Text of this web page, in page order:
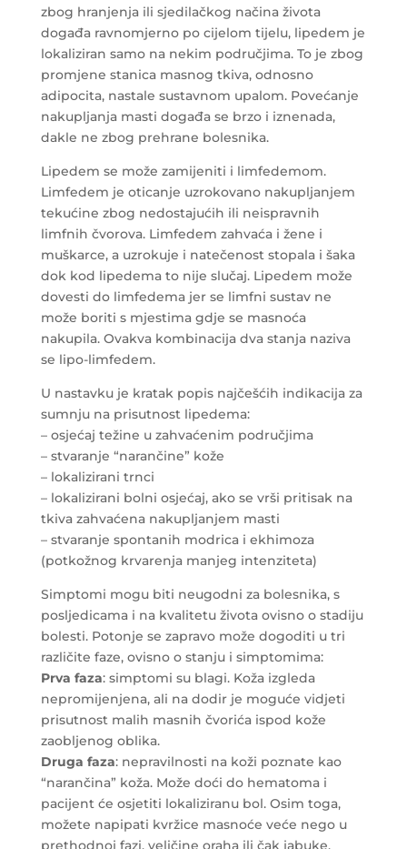
zbog hranjenja ili sjedilačkog načina života
događa ravnomjerno po cijelom tijelu, lipedem je
lokaliziran samo na nekim područjima. To je zbog
promjene stanica masnog tkiva, odnosno
adipocita, nastale sustavnom upalom. Povećanje
nakupljanja masti događa se brzo i iznenada,
dakle ne zbog prehrane bolesnika.
Lipedem se može zamijeniti i limfedemom.
Limfedem je oticanje uzrokovano nakupljanjem
tekućine zbog nedostajućih ili neispravnih
limfnih čvorova. Limfedem zahvaća i žene i
muškarce, a uzrokuje i natečenost stopala i šaka
dok kod lipedema to nije slučaj. Lipedem može
dovesti do limfedema jer se limfni sustav ne
može boriti s mjestima gdje se masnoća
nakupila. Ovakva kombinacija dva stanja naziva
se lipo-limfedem.
U nastavku je kratak popis najčešćih indikacija za
sumnju na prisutnost lipedema:
– osjećaj težine u zahvaćenim područjima
– stvaranje “narančine” kože
– lokalizirani trnci
– lokalizirani bolni osjećaj, ako se vrši pritisak na
tkiva zahvaćena nakupljanjem masti
– stvaranje spontanih modrica i ekhimoza
(potkožnog krvarenja manjeg intenziteta)
Simptomi mogu biti neugodni za bolesnika, s
posljedicama i na kvalitetu života ovisno o stadiju
bolesti. Potonje se zapravo može dogoditi u tri
različite faze, ovisno o stanju i simptomima:
Prva faza: simptomi su blagi. Koža izgleda
nepromijenjena, ali na dodir je moguće vidjeti
prisutnost malih masnih čvorića ispod kože
zaobljenog oblika.
Druga faza: nepravilnosti na koži poznate kao
“narančina” koža. Može doći do hematoma i
pacijent će osjetiti lokaliziranu bol. Osim toga,
možete napipati kvržice masnoće veće nego u
prethodnoj fazi, veličine oraha ili čak jabuke.